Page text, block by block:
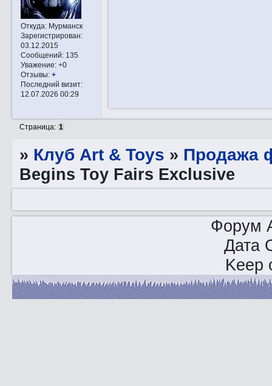
Откуда:Мурманск
Зарегистрирован:
03.12.2015
Сообщений:135
Уважение: +0
Отзывы: +
Последний визит:
12.07.2026 00:29
Страница: 1
» Клуб Art & Toys » Продажа
Begins Toy Fairs Exclusive
Форум
Дата
Keep